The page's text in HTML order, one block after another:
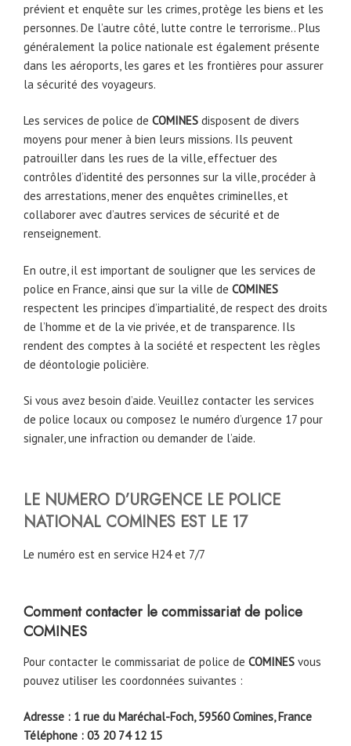
prévient et enquête sur les crimes, protège les biens et les
personnes. De l’autre côté, lutte contre le terrorisme.. Plus
généralement la police nationale est également présente
dans les aéroports, les gares et les frontières pour assurer
la sécurité des voyageurs.
Les services de police de COMINES disposent de divers
moyens pour mener à bien leurs missions. Ils peuvent
patrouiller dans les rues de la ville, effectuer des
contrôles d’identité des personnes sur la ville, procéder à
des arrestations, mener des enquêtes criminelles, et
collaborer avec d’autres services de sécurité et de
renseignement.
En outre, il est important de souligner que les services de
police en France, ainsi que sur la ville de COMINES
respectent les principes d’impartialité, de respect des droits
de l’homme et de la vie privée, et de transparence. Ils
rendent des comptes à la société et respectent les règles
de déontologie policière.
Si vous avez besoin d’aide. Veuillez contacter les services
de police locaux ou composez le numéro d’urgence 17 pour
signaler, une infraction ou demander de l’aide.
LE NUMERO D’URGENCE LE POLICE
NATIONAL COMINES EST LE 17
Le numéro est en service H24 et 7/7
Comment contacter le commissariat de police
COMINES
Pour contacter le commissariat de police de COMINES vous
pouvez utiliser les coordonnées suivantes :
Adresse : 1 rue du Maréchal-Foch, 59560 Comines, France
Téléphone : 03 20 74 12 15